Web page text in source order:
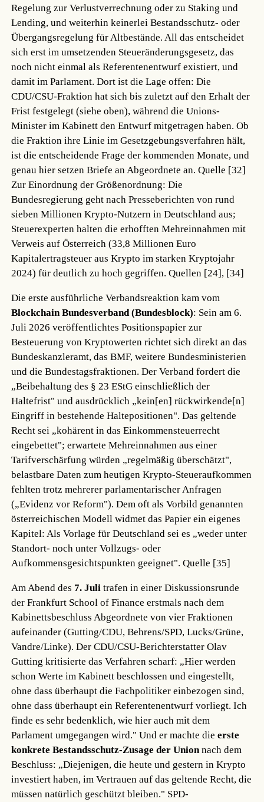
Regelung zur Verlustverrechnung oder zu Staking und
Lending, und weiterhin keinerlei Bestandsschutz- oder
Übergangsregelung für Altbestände. All das entscheidet
sich erst im umsetzenden Steueränderungsgesetz, das
noch nicht einmal als Referentenentwurf existiert, und
damit im Parlament. Dort ist die Lage offen: Die
CDU/CSU-Fraktion hat sich bis zuletzt auf den Erhalt der
Frist festgelegt (siehe oben), während die Unions-
Minister im Kabinett den Entwurf mitgetragen haben. Ob
die Fraktion ihre Linie im Gesetzgebungsverfahren hält,
ist die entscheidende Frage der kommenden Monate, und
genau hier setzen Briefe an Abgeordnete an.Quelle [32]
Zur Einordnung der Größenordnung: Die
Bundesregierung geht nach Presseberichten von rund
sieben Millionen Krypto-Nutzern in Deutschland aus;
Steuerexperten halten die erhofften Mehreinnahmen mit
Verweis auf Österreich (33,8 Millionen Euro
Kapitalertragsteuer aus Krypto im starken Kryptojahr
2024) für deutlich zu hoch gegriffen.Quellen [24], [34]
Die erste ausführliche Verbandsreaktion kam vom
Blockchain Bundesverband (Bundesblock): Sein am 6.
Juli 2026 veröffentlichtes Positionspapier zur
Besteuerung von Kryptowerten richtet sich direkt an das
Bundeskanzleramt, das BMF, weitere Bundesministerien
und die Bundestagsfraktionen. Der Verband fordert die
„Beibehaltung des § 23 EStG einschließlich der
Haltefrist" und ausdrücklich „kein[en] rückwirkende[n]
Eingriff in bestehende Haltepositionen". Das geltende
Recht sei „kohärent in das Einkommensteuerrecht
eingebettet"; erwartete Mehreinnahmen aus einer
Tarifverschärfung würden „regelmäßig überschätzt",
belastbare Daten zum heutigen Krypto-Steueraufkommen
fehlten trotz mehrerer parlamentarischer Anfragen
(„Evidenz vor Reform"). Dem oft als Vorbild genannten
österreichischen Modell widmet das Papier ein eigenes
Kapitel: Als Vorlage für Deutschland sei es „weder unter
Standort- noch unter Vollzugs- oder
Aufkommensgesichtspunkten geeignet".Quelle [35]
Am Abend des 7. Juli trafen in einer Diskussionsrunde
der Frankfurt School of Finance erstmals nach dem
Kabinettsbeschluss Abgeordnete von vier Fraktionen
aufeinander (Gutting/CDU, Behrens/SPD, Lucks/Grüne,
Vandre/Linke). Der CDU/CSU-Berichterstatter Olav
Gutting kritisierte das Verfahren scharf: „Hier werden
schon Werte im Kabinett beschlossen und eingestellt,
ohne dass überhaupt die Fachpolitiker einbezogen sind,
ohne dass überhaupt ein Referentenentwurf vorliegt. Ich
finde es sehr bedenklich, wie hier auch mit dem
Parlament umgegangen wird." Und er machte dieerste
konkrete Bestandsschutz-Zusage der Unionnach dem
Beschluss: „Diejenigen, die heute und gestern in Krypto
investiert haben, im Vertrauen auf das geltende Recht, die
müssen natürlich geschützt bleiben." SPD-